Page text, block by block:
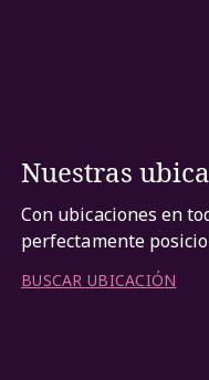
Nuestras
Con ubicaciones en
perfectamente
BUSCAR UBICACIÓN